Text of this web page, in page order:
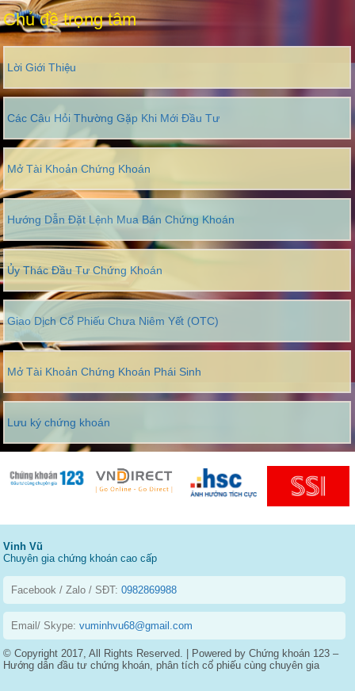
Chủ đề trọng tâm
Lời Giới Thiệu
Các Câu Hỏi Thường Gặp Khi Mới Đầu Tư
Mở Tài Khoản Chứng Khoán
Hướng Dẫn Đặt Lệnh Mua Bán Chứng Khoán
Ủy Thác Đầu Tư Chứng Khoán
Giao Dịch Cổ Phiếu Chưa Niêm Yết (OTC)
Mở Tài Khoản Chứng Khoán Phái Sinh
Lưu ký chứng khoán
Vinh Vũ
Chuyên gia chứng khoán cao cấp
Facebook / Zalo / SĐT:0982869988
Email/ Skype:vuminhvu68@gmail.com
© Copyright 2017, All Rights Reserved. | Powered by Chứng khoán 123 –
Hướng dẫn đầu tư chứng khoán, phân tích cổ phiếu cùng chuyên gia